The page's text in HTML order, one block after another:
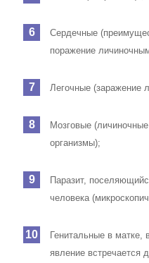
Сердечные
поражение
Легочные (заражение
Мозговые
организмы);
Паразит,
человека
Генитальные в матке,
явление встречается